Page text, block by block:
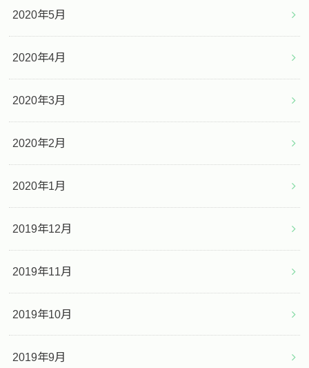
2020年5月
2020年4月
2020年3月
2020年2月
2020年1月
2019年12月
2019年11月
2019年10月
2019年9月